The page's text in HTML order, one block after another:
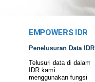
EMPOWERS IDR
Penelusuran Data IDR
Telusuri data di dalam
IDR kami
menggunakan fungsi